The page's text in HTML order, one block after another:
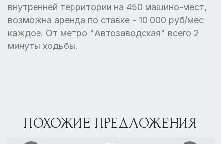
внутренней территории на 450 машино-мест,
возможна аренда по ставке - 10 000 руб/мес
каждое. От метро "Автозаводская" всего 2
минуты ходьбы.
ПОХОЖИЕ ПРЕДЛОЖЕНИЯ